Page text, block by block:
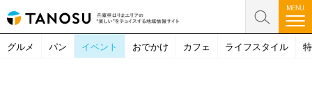
グルメ パン イベント おでかけ カフェ ライフスタイル